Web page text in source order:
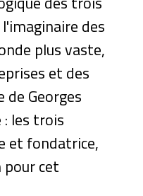
des
plus vaste,
et des
Georges
les trois
et fondatrice,
pour cet